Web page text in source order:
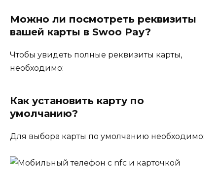
Можно ли посмотреть реквизиты
вашей карты в Swoo Pay?
Чтобы увидеть полные реквизиты карты,
необходимо:
Как установить карту по
умолчанию?
Для выбора карты по умолчанию необходимо: